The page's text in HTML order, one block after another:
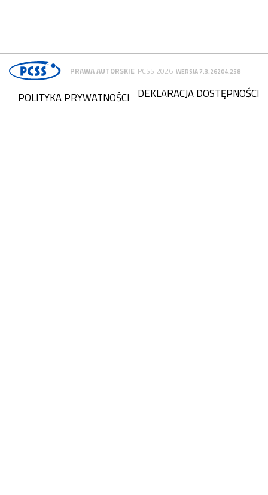
PRAWA AUTORSKIE PCSS 2026 WERSJA 7.3.26204.258
DEKLARACJA DOSTĘPNOŚCI
POLITYKA PRYWATNOŚCI